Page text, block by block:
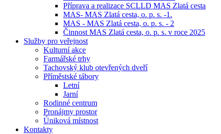
Příprava a realizace SCLLD MAS Zlatá cesta
MAS- MAS Zlatá cesta, o. p. s. -1.
MAS - MAS Zlatá cesta, o. p. s. - 2
Činnost MAS Zlatá cesta, o. p. s. v roce 2025
Služby pro veřejnost
Kulturní akce
Farmářské trhy
Tachovský klub otevřených dveří
Příměstské tábory
Letní
Jarní
Rodinné centrum
Pronájmy prostor
Úniková místnost
Kontakty